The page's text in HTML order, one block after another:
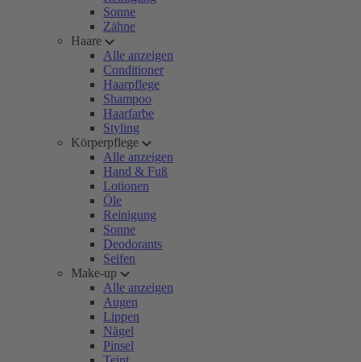
Sonne
Zähne
Haare
Alle anzeigen
Conditioner
Haarpflege
Shampoo
Haarfarbe
Styling
Körperpflege
Alle anzeigen
Hand & Fuß
Lotionen
Öle
Reinigung
Sonne
Deodorants
Seifen
Make-up
Alle anzeigen
Augen
Lippen
Nägel
Pinsel